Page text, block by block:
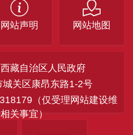
网站声明 网站地图
藏自治区人民政府
城关区康昂东路1-2号
（仅受理网站建设维
关事宜）